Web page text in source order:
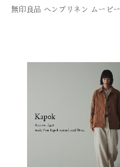
無印良品 ヘンプリネン ムービー